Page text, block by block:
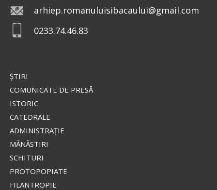
arhiep.romanuluisibacaului@gmail.com
0233.74.46.83
ŞTIRI
COMUNICATE DE PRESĂ
ISTORIC
CATEDRALE
ADMINISTRAŢIE
MĂNĂSTIRI
SCHITURI
PROTOPOPIATE
FILANTROPIE